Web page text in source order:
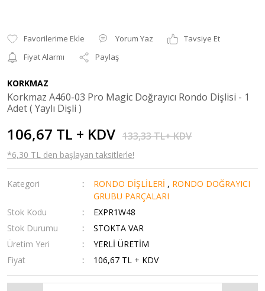
Yorum Yaz
Tavsiye Et
Fiyat Alarmı
Paylaş
KORKMAZ
Korkmaz A460-03 Pro Magic Doğrayıcı Rondo Dişlisi - 1
Adet ( Yaylı Dişli )
106,67 TL + KDV 133,33 TL+ KDV
*6,30 TL den başlayan taksitlerle!
Kategori RONDO DİŞLİLERİ , RONDO DOĞRAYICI
GRUBU PARÇALARI
Stok Kodu
EXPR1W48
Stok Durumu
STOKTA VAR
Üretim Yeri
YERLİ ÜRETİM
Fiyat
106,67 TL + KDV